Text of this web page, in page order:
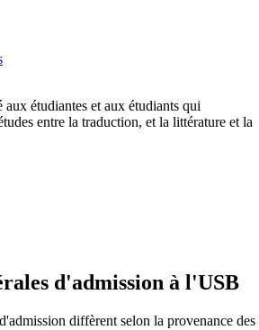
aux étudiantes et aux étudiants qui
entre la traduction, et la littérature et la
d'admission à l'USB
diffèrent selon la provenance des